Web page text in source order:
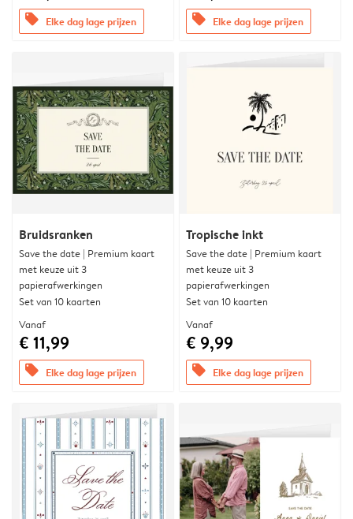
offers Elke dag lage prijzen offers Elke dag lage prijzen
Bruidsranken
Save the date | Premium kaart
met keuze uit 3
papierafwerkingen
Set van 10 kaarten
Vanaf
€ 11,99
offers Elke dag lage prijzen
Tropische inkt
Save the date | Premium kaart
met keuze uit 3
papierafwerkingen
Set van 10 kaarten
Vanaf
€ 9,99
offers Elke dag lage prijzen